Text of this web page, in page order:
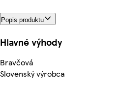
Popis produktu
Hlavné výhody
Bravčová
Slovenský výrobca